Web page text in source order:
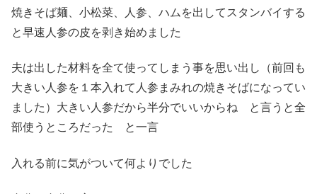
焼きそば麺、小松菜、人参、ハムを出してスタンバイする
と早速人参の皮を剥き始めました
夫は出した材料を全て使ってしまう事を思い出し（前回も
大きい人参を１本入れて人参まみれの焼きそばになってい
ました）大きい人参だから半分でいいからね と言うと全
部使うところだった と一言
入れる前に気がついて何よりでした